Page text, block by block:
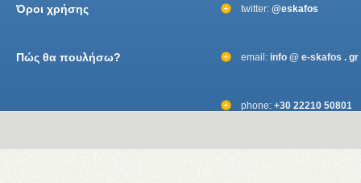
Όροι χρήσης
Πώς θα πουλήσω?
twitter: @eskafos
email: info @ e-skafos . gr
phone: +30 22210 50801